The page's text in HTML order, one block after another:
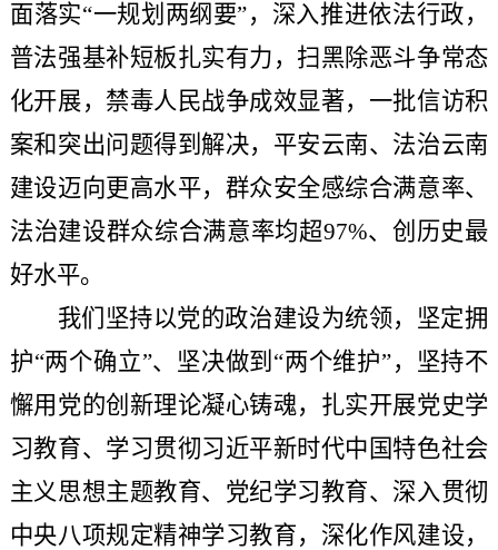
面落实“一规划两纲要”，深入推进依法行政，
普法强基补短板扎实有力，扫黑除恶斗争常态
化开展，禁毒人民战争成效显著，一批信访积
案和突出问题得到解决，平安云南、法治云南
建设迈向更高水平，群众安全感综合满意率、
法治建设群众综合满意率均超97%、创历史最
好水平。
我们坚持以党的政治建设为统领，坚定拥
护“两个确立”、坚决做到“两个维护”，坚持不
懈用党的创新理论凝心铸魂，扎实开展党史学
习教育、学习贯彻习近平新时代中国特色社会
主义思想主题教育、党纪学习教育、深入贯彻
中央八项规定精神学习教育，深化作风建设，